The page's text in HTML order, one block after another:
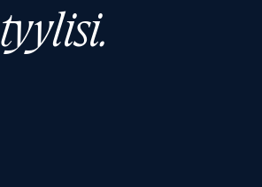
tyylisi.